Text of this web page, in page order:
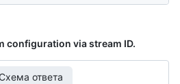
configuration via stream ID.
Схема ответа